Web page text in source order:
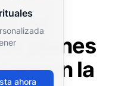
ahora
las
planes
según la